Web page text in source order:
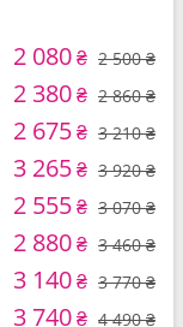
2 080₴ 2 500 ₴
2 380₴ 2 860 ₴
2 675₴ 3 210 ₴
3 265₴ 3 920 ₴
2 555₴ 3 070 ₴
2 880₴ 3 460 ₴
3 140₴ 3 770 ₴
3 740₴ 4 490 ₴